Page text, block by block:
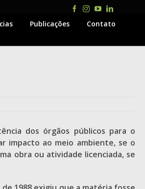
Facebook
Instagram
YouTubeLinkedIn
Publicações Contato
dos órgãos públicos para o
impacto ao meio ambiente, se o
obra ou atividade licenciada, se